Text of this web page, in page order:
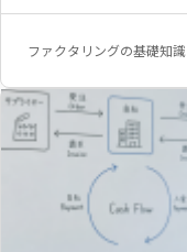
ファクタリングの基礎知識